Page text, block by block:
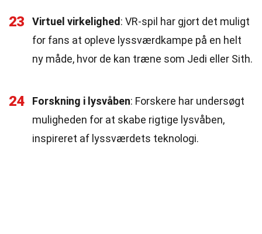
23 Virtuel virkelighed : VR-spil har gjort det muligt
for fans at opleve lyssværdkampe på en helt
ny måde, hvor de kan træne som Jedi eller Sith.
24 Forskning i lysvåben: Forskere har undersøgt
muligheden for at skabe rigtige lysvåben,
inspireret af lyssværdets teknologi.